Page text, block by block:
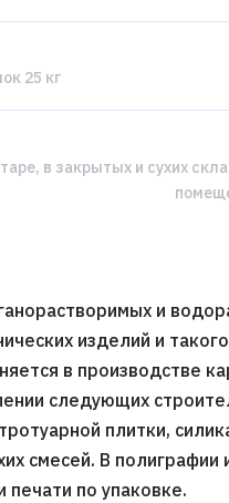
25 кг
в закрытых и сухих
и
изделий и
в производстве
следующих
плитки,
смесей. В
печати по упаковке.